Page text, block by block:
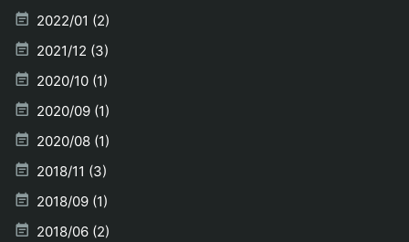
2022/01 (2)
2021/12 (3)
2020/10 (1)
2020/09 (1)
2020/08 (1)
2018/11 (3)
2018/09 (1)
2018/06 (2)